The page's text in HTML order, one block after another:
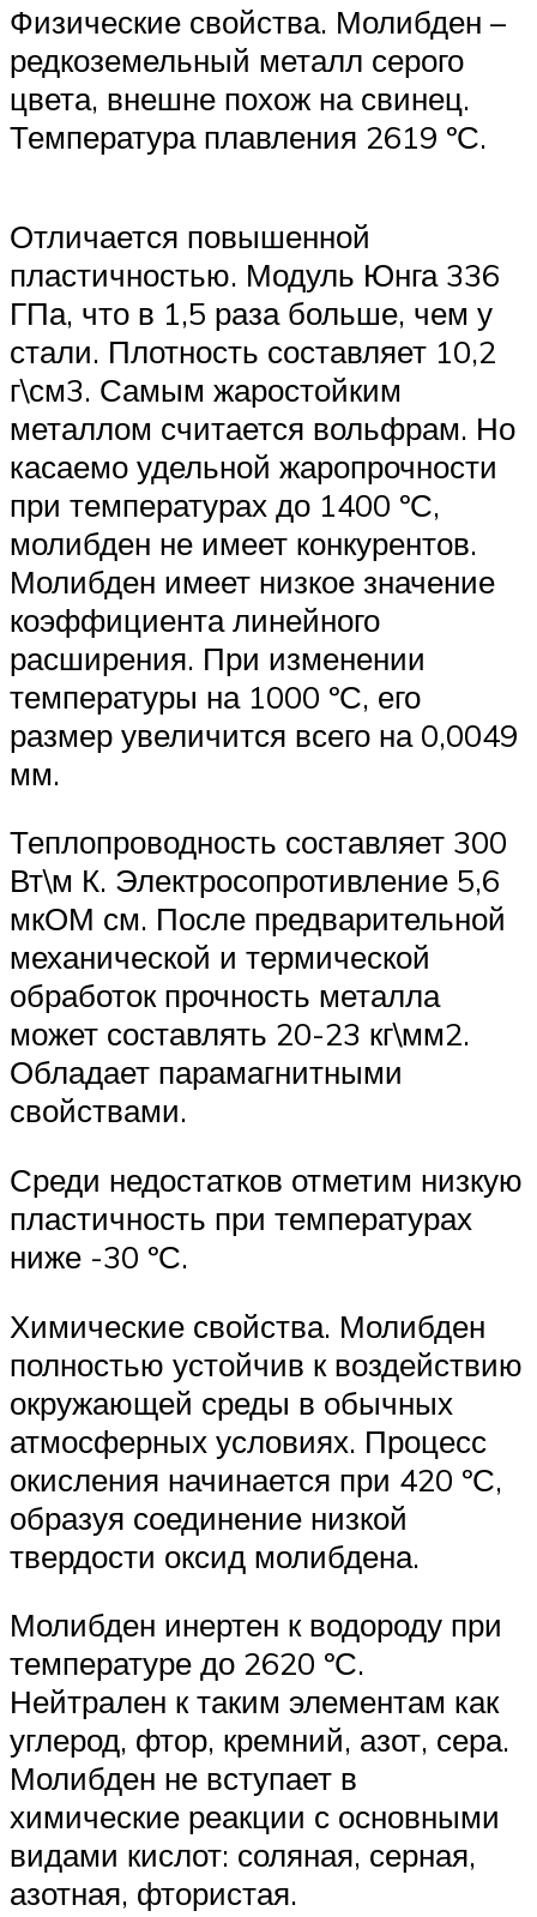
Физические свойства. Молибден –
редкоземельный металл серого
цвета, внешне похож на свинец.
Температура плавления 2619 ºС.
Отличается повышенной
пластичностью. Модуль Юнга 336
ГПа, что в 1,5 раза больше, чем у
стали. Плотность составляет 10,2
г\см3. Самым жаростойким
металлом считается вольфрам. Но
касаемо удельной жаропрочности
при температурах до 1400 ºС,
молибден не имеет конкурентов.
Молибден имеет низкое значение
коэффициента линейного
расширения. При изменении
температуры на 1000 ºС, его
размер увеличится всего на 0,0049
мм.
Теплопроводность составляет 300
Вт\м К. Электросопротивление 5,6
мкОМ см. После предварительной
механической и термической
обработок прочность металла
может составлять 20-23 кг\мм2.
Обладает парамагнитными
свойствами.
Среди недостатков отметим низкую
пластичность при температурах
ниже -30 ºС.
Химические свойства. Молибден
полностью устойчив к воздействию
окружающей среды в обычных
атмосферных условиях. Процесс
окисления начинается при 420 ºС,
образуя соединение низкой
твердости оксид молибдена.
Молибден инертен к водороду при
температуре до 2620 ºС.
Нейтрален к таким элементам как
углерод, фтор, кремний, азот, сера.
Молибден не вступает в
химические реакции с основными
видами кислот: соляная, серная,
азотная, фтористая.